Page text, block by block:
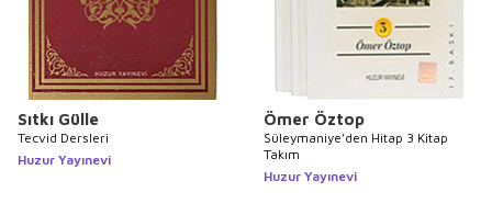
Sıtkı Gülle
Tecvid Dersleri
Huzur Yayınevi
Ömer Öztop
Süleymaniye’den Hitap 3 Kitap
Takım
Huzur Yayınevi